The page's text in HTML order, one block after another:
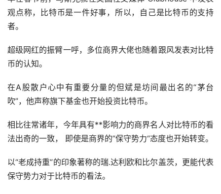
观点称，比特币是一件好事，所以，自己是比特币的支持
者。
超级网红的振臂一呼，多位商界大佬也随着跟风发表对比特
币的认知。
在A股散户心中有重要分量的但斌是坊间最出名的“茅台
吹”，他声称旗下基金也开始投资比特币。
相比往常诸年，今年具有**影响力的商界名人对比特币的看
法出奇的一致， 即使是商界的”保守势力“态度也开始转变。
以“老成持重”的印象著称的瑞.达利欧和比尔盖茨，更能代表
保守势力对于比特币的看法。